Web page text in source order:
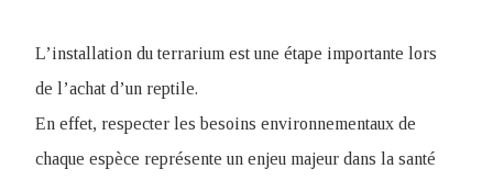
L’installation du terrarium est une étape importante lors
de l’achat d’un reptile.
En effet, respecter les besoins environnementaux de
chaque espèce représente un enjeu majeur dans la santé